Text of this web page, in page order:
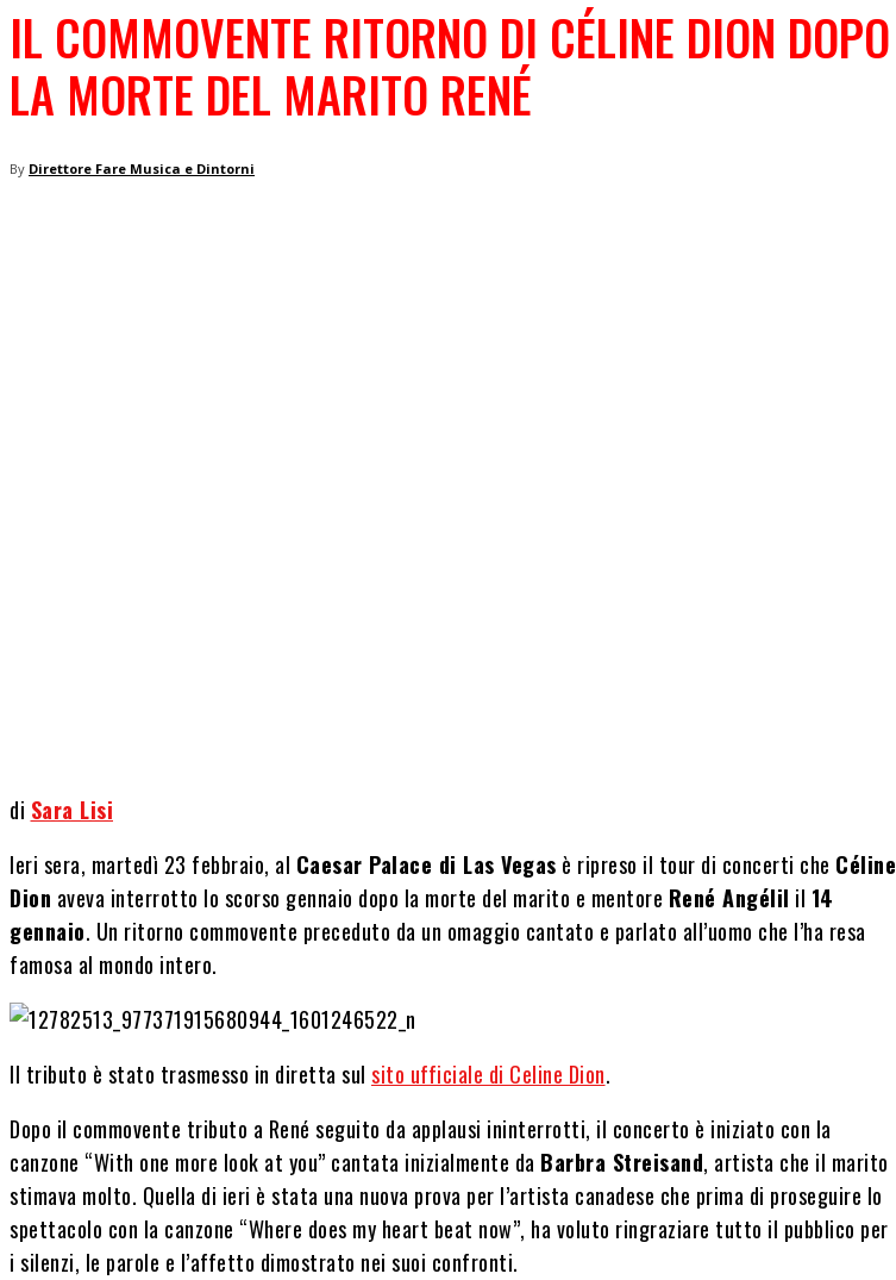
IL COMMOVENTE RITORNO DI CÉLINE DION DOPO
LA MORTE DEL MARITO RENÉ
By Direttore Fare Musica e Dintorni
di Sara Lisi
Ieri sera, martedì 23 febbraio, al Caesar Palace di Las Vegas è ripreso il tour di concerti che Céline
Dion aveva interrotto lo scorso gennaio dopo la morte del marito e mentore René Angélil il 14
gennaio. Un ritorno commovente preceduto da un omaggio cantato e parlato all’uomo che l’ha resa
famosa al mondo intero.
Il tributo è stato trasmesso in diretta sul sito ufficiale di Celine Dion.
Dopo il commovente tributo a René seguito da applausi ininterrotti, il concerto è iniziato con la
canzone “With one more look at you” cantata inizialmente da Barbra Streisand, artista che il marito
stimava molto. Quella di ieri è stata una nuova prova per l’artista canadese che prima di proseguire lo
spettacolo con la canzone “Where does my heart beat now”, ha voluto ringraziare tutto il pubblico per
i silenzi, le parole e l’affetto dimostrato nei suoi confronti.